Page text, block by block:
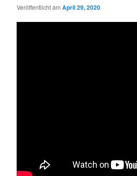
Veröffentlicht amApril 29, 2020